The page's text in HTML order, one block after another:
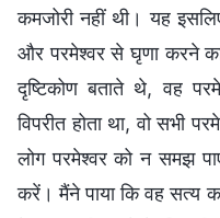
कमजोरी नहीं थी। यह
और परमेश्वर से घृणा करने
दृष्टिकोण बताते थे, वह
विपरीत होता था, वो सभी
लोग परमेश्वर को न समझ
करें। मैंने पाया कि वह सत्य